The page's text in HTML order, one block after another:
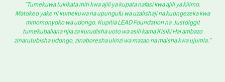
“Tumekuwa tukikata miti kwa ajili ya kupata nafasi kwa ajili ya kilimo.
Matokeo yake ni kumekuwa na upungufu wa uzalishaji na kuongezeka kwa
mmomonyoko wa udongo. Kupitia LEAD Foundation na Justdiggit
tumekubaliana njia za kurudisha uoto wa asili kama Kisiki Hai ambazo
zinarutubisha udongo, zinaboresha ulinzi wa mazao na maisha kwa ujumla.”